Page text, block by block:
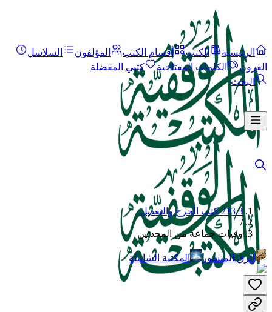
الرئيسية الكتب أقسام الكتب المؤلفون
السلاسل
القرون
الكلمات المفتاحية
كتبي المفضلة
البحث
213.3 كتب الجرح والتعديل
/
وفيات جماعة من المحدثين
الرق المنشور المكتبة الشاملة